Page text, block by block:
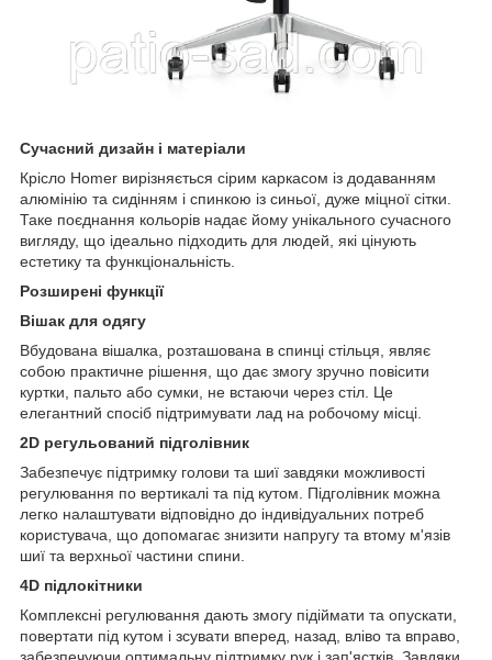
Сучасний дизайн і матеріали
Крісло Homer вирізняється сірим каркасом із додаванням
алюмінію та сидінням і спинкою із синьої, дуже міцної сітки.
Таке поєднання кольорів надає йому унікального сучасного
вигляду, що ідеально підходить для людей, які цінують
естетику та функціональність.
Розширені функції
Вішак для одягу
Вбудована вішалка, розташована в спинці стільця, являє
собою практичне рішення, що дає змогу зручно повісити
куртки, пальто або сумки, не встаючи через стіл. Це
елегантний спосіб підтримувати лад на робочому місці.
2D регульований підголівник
Забезпечує підтримку голови та шиї завдяки можливості
регулювання по вертикалі та під кутом.
Підголівник можна
легко налаштувати відповідно до індивідуальних потреб
користувача, що допомагає знизити напругу та втому м'язів
шиї та верхньої частини спини.
4D підлокітники
Комплексні регулювання дають змогу підіймати та опускати,
повертати під кутом і зсувати вперед, назад, вліво та вправо,
забезпечуючи оптимальну підтримку рук і зап'ястків. Завдяки